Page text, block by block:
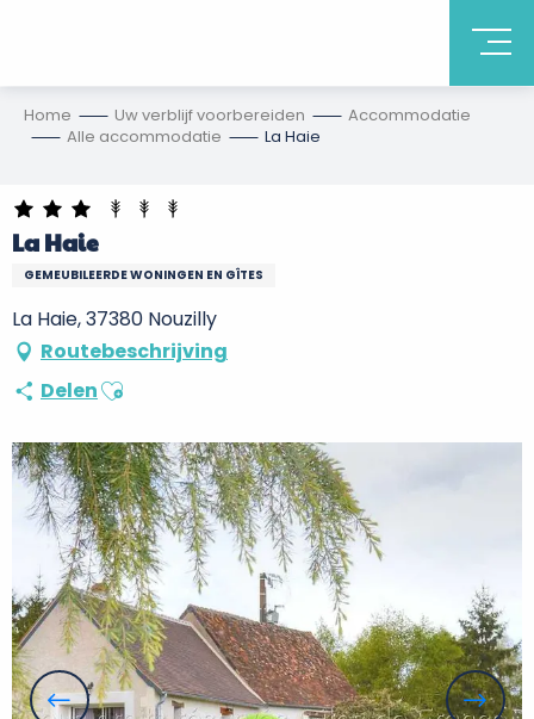
Home Uw verblijf voorbereiden
Accommodatie
Alle accommodatie
La Haie
La Haie
GEMEUBILEERDE WONINGEN EN GÎTES
La Haie, 37380 Nouzilly
Routebeschrijving
DelenAjouter aux favoris